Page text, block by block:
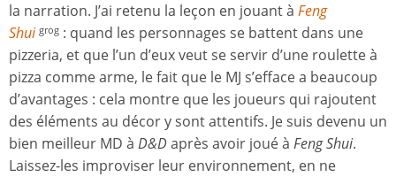
la narration. J’ai retenu la leçon en jouant à Feng
Shui grog : quand les personnages se battent dans une
pizzeria, et que l’un d’eux veut se servir d’une roulette à
pizza comme arme, le fait que le MJ s’efface a beaucoup
d’avantages : cela montre que les joueurs qui rajoutent
des éléments au décor y sont attentifs. Je suis devenu un
bien meilleur MD à D&Daprès avoir joué à Feng Shui.
Laissez-les improviser leur environnement, en ne